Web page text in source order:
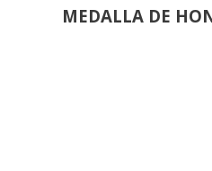
MEDALLA DE